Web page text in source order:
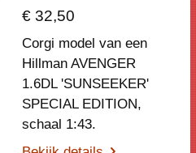
€ 32,50
Corgi model van een
Hillman AVENGER
1.6DL 'SUNSEEKER'
SPECIAL EDITION,
schaal 1:43.